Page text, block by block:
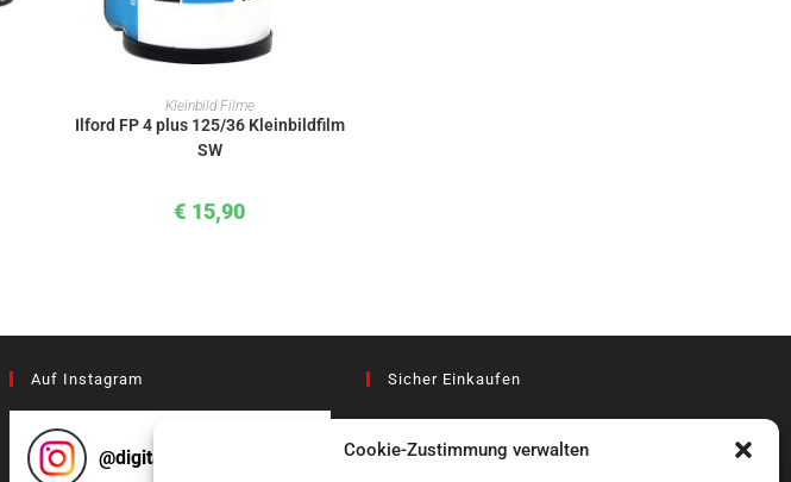
Cookie-Zustimmung verwalten
IN DEN WARENKORB
Kleinbild Filme
Ilford FP 4 plus 125/36 Kleinbildfilm
SW
€ 15,90
Auf Instagram
@digitalcameragraz
Sicher Einkaufen